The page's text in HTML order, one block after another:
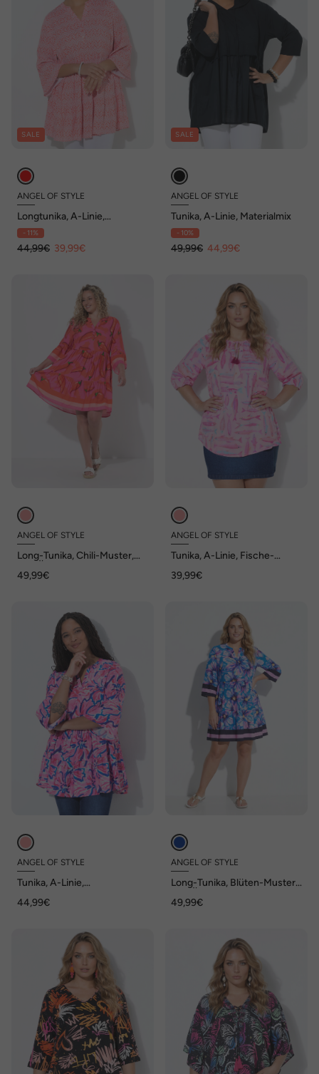
SALE
ANGEL OF STYLE
Longtunika, A-Linie,
Ornament-Muster, 3/4-
Ärmel, Volants
- 11%
44,99€ 39,99€
SALE
ANGEL OF STYLE
Tunika, A-Linie, Materialmix
- 10%
49,99€ 44,99€
ANGEL OF STYLE
Long-Tunika, Chili-Muster,
Style x MIAMODA
49,99€
ANGEL OF STYLE
Tunika, A-Linie, Fische-
Angel of Style x MIAMODA
39,99€
ANGEL OF STYLE
Tunika, A-Linie,
44,99€
ANGEL OF STYLE
Long-Tunika, Blüten-Muster,
Style x MIAMODA
49,99€